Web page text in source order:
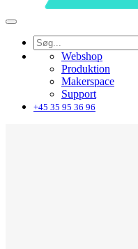
Webshop
Produktion
Makerspace
Support
+45 35 95 36 96